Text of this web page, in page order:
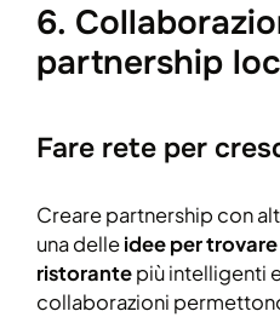
6.
partnership
Fare rete per
Creare partnership con
una delleidee per
ristorantepiù intelligenti
collaborazioni